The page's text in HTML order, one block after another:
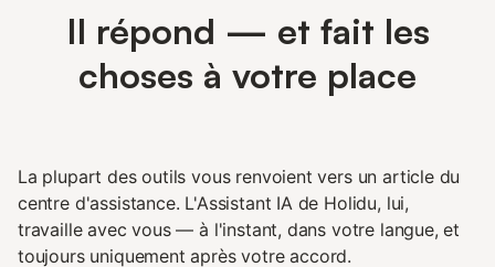
Il répond — et fait les
choses à votre place
La plupart des outils vous renvoient vers un article du
centre d'assistance. L'Assistant IA de Holidu, lui,
travaille avec vous — à l'instant, dans votre langue, et
toujours uniquement après votre accord.